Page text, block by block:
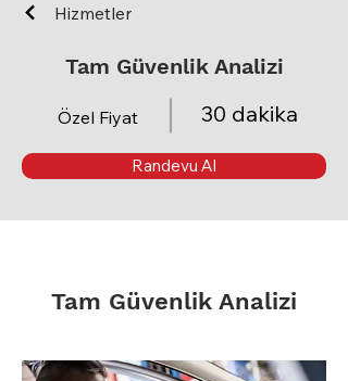
Hizmetler
Tam Güvenlik Analizi
Özel Fiyat 30 dakika
Randevu Al
Tam Güvenlik Analizi